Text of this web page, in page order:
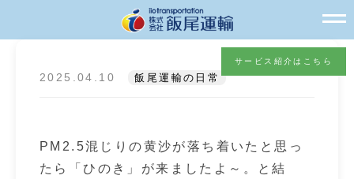
サービス紹介はこちら
2025.04.10 飯尾運輸の日常
PM2.5混じりの黄沙が落ち着いたと思っ
たら「ひのき」が来ましたよ～。と結